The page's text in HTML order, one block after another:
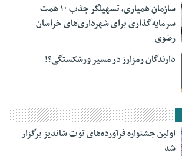
سازمان همیاری، تسهیلگر جذب ۱۰ همت
سرمایه‌گذاری برای شهرداری‌های خراسان
رضوی
دارندگان رمزارز در مسیر ورشکستگی؟!
اولین جشنواره فرآورده‌های توت شاندیز برگزار
شد